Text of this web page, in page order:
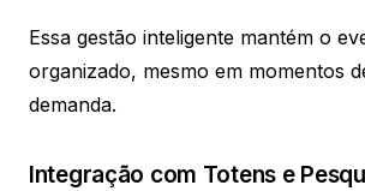
Essa gestão inteligente mantém o
organizado, mesmo em momentos
demanda.
Integração com Totens e